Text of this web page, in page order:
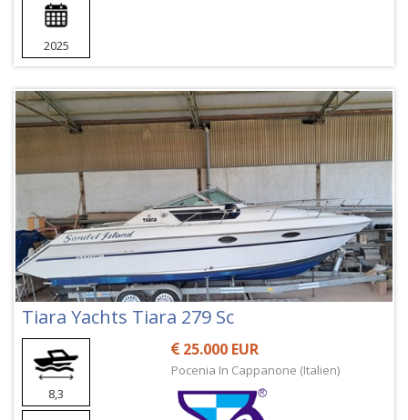
2025
Tiara Yachts Tiara 279 Sc
8,3
25.000 EUR
Pocenia In Cappanone (Italien)